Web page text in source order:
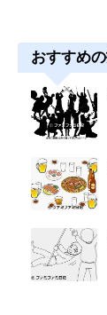
おすすめ